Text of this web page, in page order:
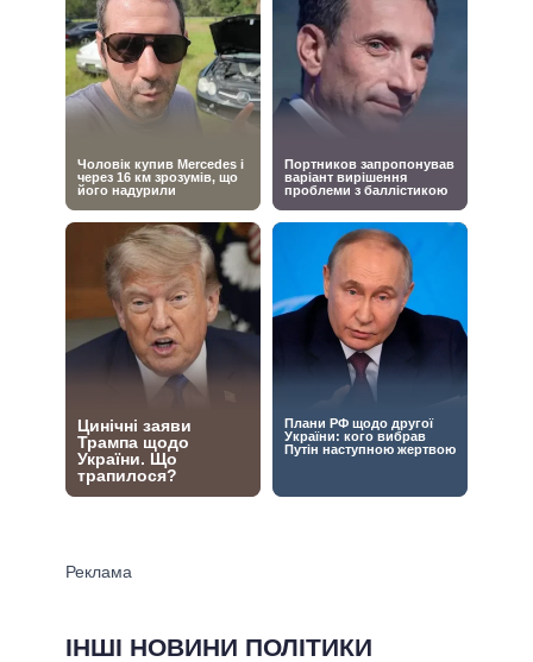
ІНШІ НОВИНИ ПОЛІТИКИ